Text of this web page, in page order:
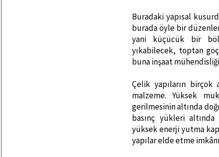
Buradaki yapısal
burada öyle bir
yani küçücük bir
yıkabilecek, toptan
buna inşaat
Çelik yapıların
malzeme. Yüksek
gerilmesinin altında
basınç yükleri
yüksek enerji yutma
yapılar elde etme